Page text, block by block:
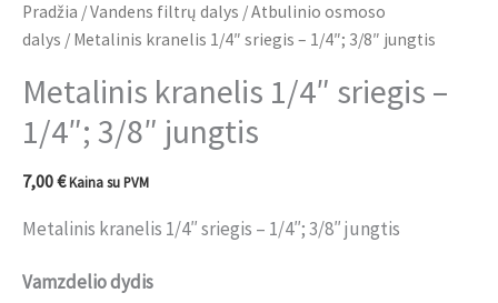
Pradžia /Vandens filtrų dalys /Atbulinio osmoso
dalys / Metalinis kranelis 1/4″ sriegis – 1/4″; 3/8″ jungtis
Metalinis kranelis 1/4″ sriegis –
1/4″; 3/8″ jungtis
7,00€Kaina su PVM
Metalinis kranelis 1/4″ sriegis – 1/4″; 3/8″ jungtis
Vamzdelio dydis